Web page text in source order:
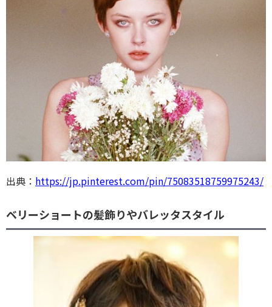
出典： https://jp.pinterest.com/pin/75083518759975243/
ベリーショートの髪飾りやバレッタスタイル